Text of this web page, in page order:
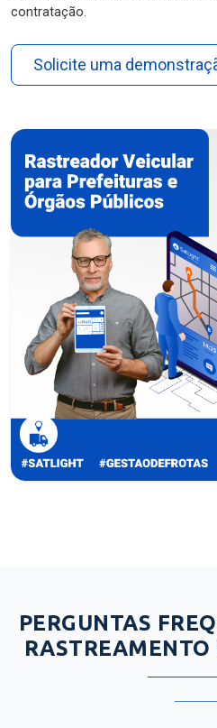
contratação.
Solicite uma
PERGUNTAS